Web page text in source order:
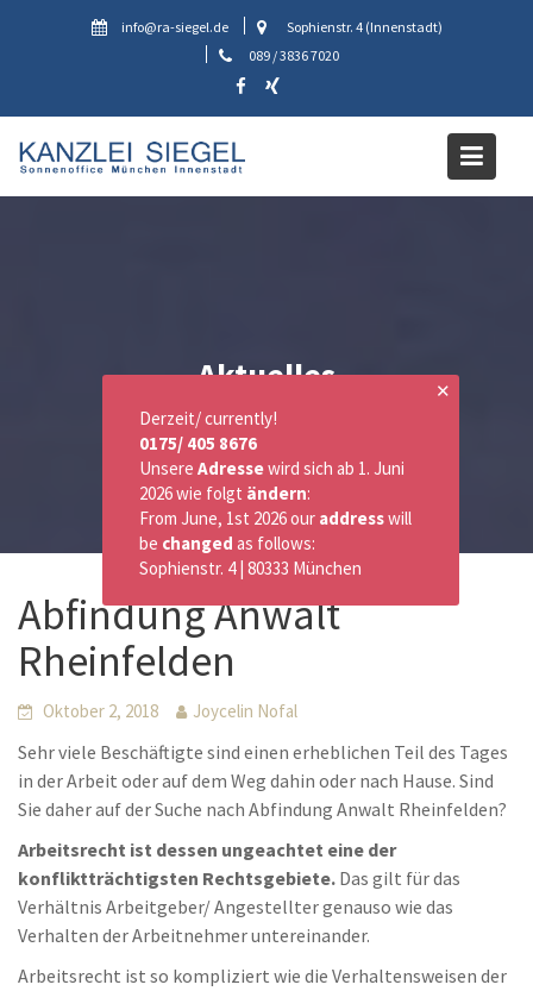
info@ra-siegel.de
Sophienstr. 4 (Innenstadt)
089 / 3836 7020
Aktuelles
Abfindung Anwalt
Rheinfelden
Oktober 2, 2018 Joycelin Nofal
Sehr viele Beschäftigte sind einen erheblichen Teil des Tages
in der Arbeit oder auf dem Weg dahin oder nach Hause. Sind
Sie daher auf der Suche nach Abfindung Anwalt Rheinfelden?
Arbeitsrecht ist dessen ungeachtet eine der
konfliktträchtigsten Rechtsgebiete. Das gilt für das
Verhältnis Arbeitgeber/ Angestellter genauso wie das
Verhalten der Arbeitnehmer untereinander.
Arbeitsrecht ist so kompliziert wie die Verhaltensweisen der
✕
Derzeit/ currently!
0175/ 405 8676
Unsere Adressewird sich ab 1. Juni
2026 wie folgt ändern:
From June, 1st 2026 our addresswill
be changed as follows:
Sophienstr. 4 | 80333 München